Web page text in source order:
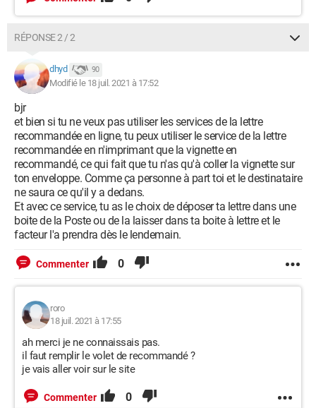
RÉPONSE 2 / 2
dhyd 90
Modifié le 18 juil. 2021 à 17:52
bjr
et bien si tu ne veux pas utiliser les services de la lettre
recommandée en ligne, tu peux utiliser le service de la lettre
recommandée en n'imprimant que la vignette en
recommandé, ce qui fait que tu n'as qu'à coller la vignette sur
ton enveloppe. Comme ça personne à part toi et le destinataire
ne saura ce qu'il y a dedans.
Et avec ce service, tu as le choix de déposer ta lettre dans une
boite de la Poste ou de la laisser dans ta boite à lettre et le
facteur l'a prendra dès le lendemain.
Commenter 0
roro
18 juil. 2021 à 17:55
ah merci je ne connaissais pas.
il faut remplir le volet de recommandé ?
je vais aller voir sur le site
Commenter 0